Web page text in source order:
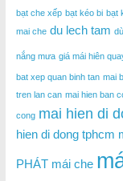
bạt che xếp bạt kéo bi bạt
mai che du lech tam
nắng mưa giá mái hiên
bat xep quan binh tan mai
tren lan can mai hien ban
cong mai hien di
hien di dong tphcm
PHÁT mái che